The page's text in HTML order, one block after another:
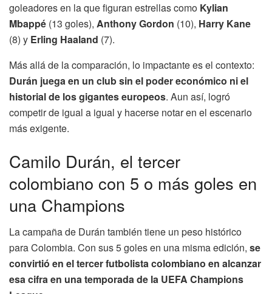
goleadores en la que figuran estrellas como Kylian
Mbappé (13 goles), Anthony Gordon (10), Harry Kane
(8) y Erling Haaland (7).
Más allá de la comparación, lo impactante es el contexto:
Durán juega en un club sin el poder económico ni el
historial de los gigantes europeos. Aun así, logró
competir de igual a igual y hacerse notar en el escenario
más exigente.
Camilo Durán, el tercer
colombiano con 5 o más goles en
una Champions
La campaña de Durán también tiene un peso histórico
para Colombia. Con sus 5 goles en una misma edición, se
convirtió en el tercer futbolista colombiano en alcanzar
esa cifra en una temporada de la UEFA Champions